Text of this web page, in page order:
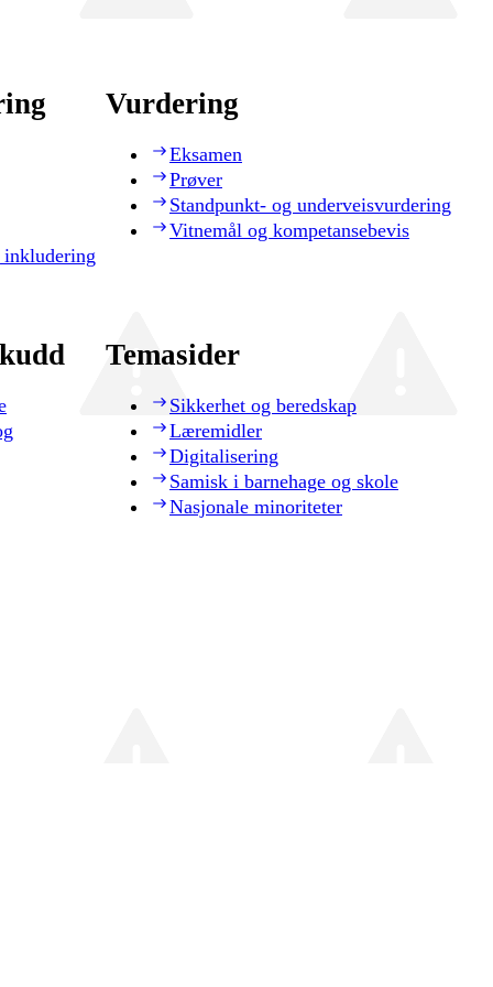
Vurdering
Eksamen
Prøver
Standpunkt- og underveisvurdering
Vitnemål og kompetansebevis
Temasider
Sikkerhet og beredskap
Læremidler
Digitalisering
Samisk i barnehage og skole
Nasjonale minoriteter